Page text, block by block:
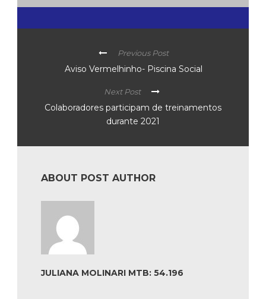
Previous Post
Aviso Vermelhinho- Piscina Social
Next Post
Colaboradores participam de treinamentos
durante 2021
ABOUT POST AUTHOR
JULIANA MOLINARI MTB: 54.196